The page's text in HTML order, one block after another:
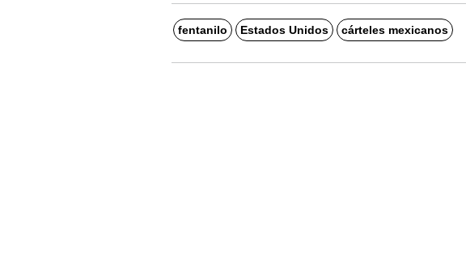
fentanilo Estados Unidos cárteles mexicanos